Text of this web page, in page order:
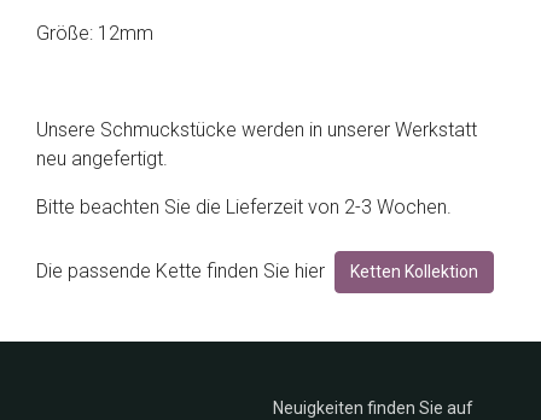
Größe: 12mm
Unsere Schmuckstücke werden in unserer Werkstatt
neu angefertigt.
Bitte beachten Sie die Lieferzeit von 2-3 Wochen.
Die passende Kette finden Sie hier Ketten Kollektion
Neuigkeiten finden Sie auf